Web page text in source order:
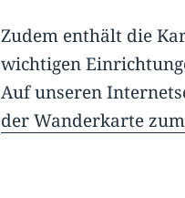
Zu­dem ent­hält die
wich­ti­gen
Auf un­se­ren
der Wan­der­kar­te